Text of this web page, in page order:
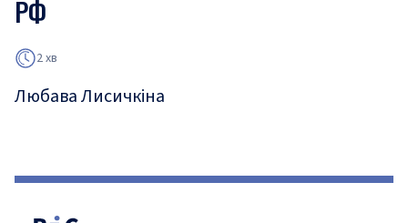
РФ
2 хв
Любава Лисичкіна